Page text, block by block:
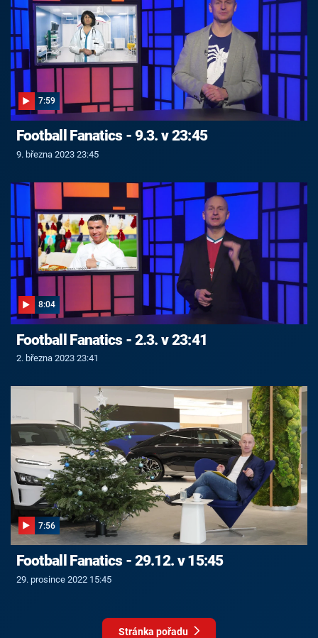
7:59
Football Fanatics - 9.3. v 23:45
9. března 2023 23:45
8:04
Football Fanatics - 2.3. v 23:41
2. března 2023 23:41
7:56
Football Fanatics - 29.12. v 15:45
29. prosince 2022 15:45
Stránka pořadu